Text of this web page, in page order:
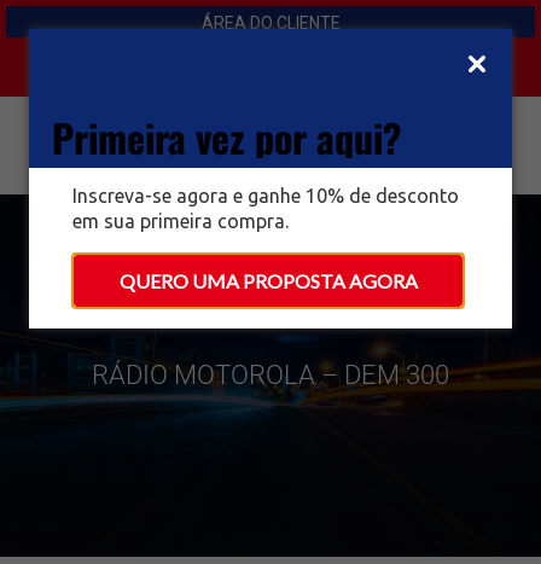
Primeira vez por aqui?
Inscreva-se agora e ganhe 10% de desconto
em sua primeira compra.
QUERO UMA PROPOSTA AGORA
ÁREA DO CLIENTE
RÁDIO MOTOROLA – DEM 300